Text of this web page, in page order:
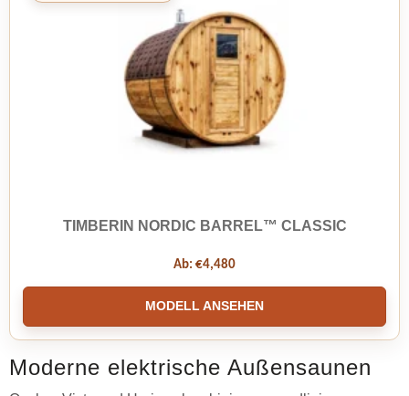
TIMBERIN NORDIC BARREL™ CLASSIC
Ab: €4,480
MODELL ANSEHEN
Moderne elektrische Außensaunen